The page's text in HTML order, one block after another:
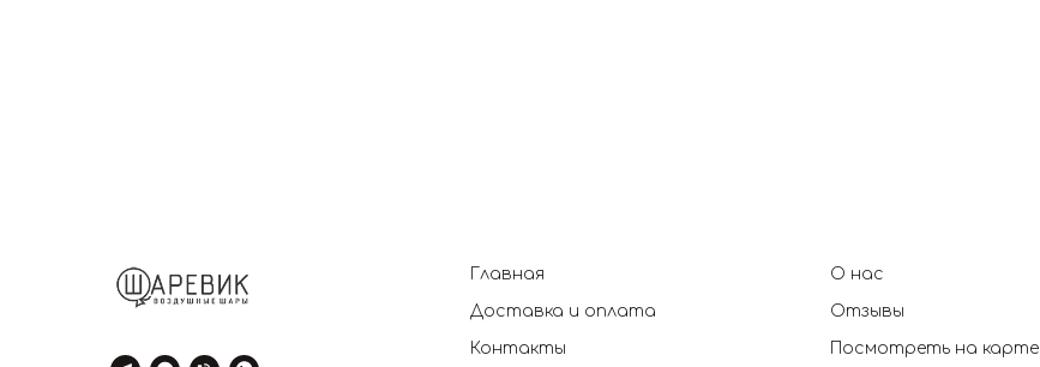
Главная
Доставка и оплата
Контакты
О нас
Отзывы
Посмотреть на карте